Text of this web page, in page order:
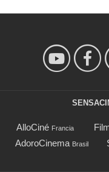
AlloCiné Francia
AdoroCinema Brasil